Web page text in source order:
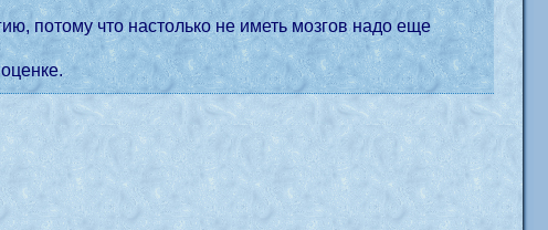
потому что настолько не иметь мозгов надо еще